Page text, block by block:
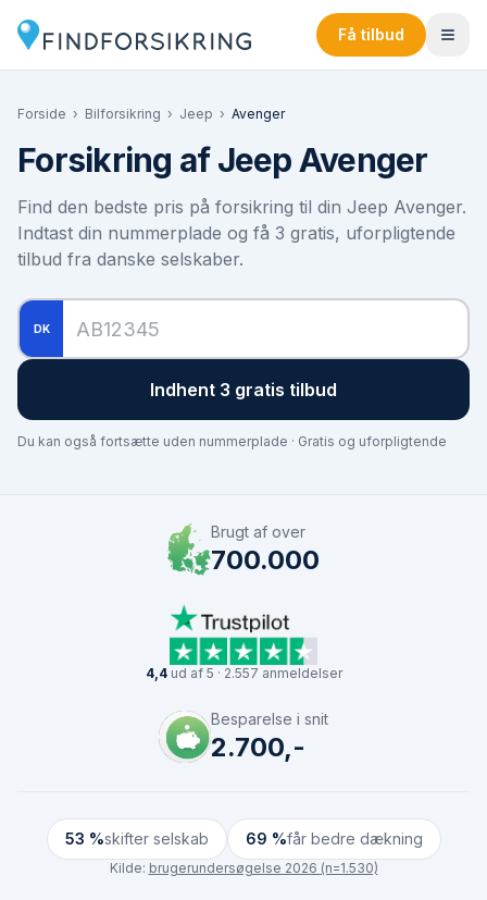
Få tilbud
Forside › Bilforsikring › Jeep › Avenger
Forsikring afJeep Avenger
Find den bedste pris på forsikring til din Jeep Avenger.
Indtast din nummerplade og få 3 gratis, uforpligtende
tilbud fra danske selskaber.
DK
Indhent 3 gratis tilbud
Du kan også fortsætte uden nummerplade · Gratis og uforpligtende
Brugt af over
700.000
4,4ud af 5 · 2.557 anmeldelser
Besparelse i snit
2.700,-
53 %skifter selskab 69 %får bedre dækning
Kilde: brugerundersøgelse 2026 (n=1.530)